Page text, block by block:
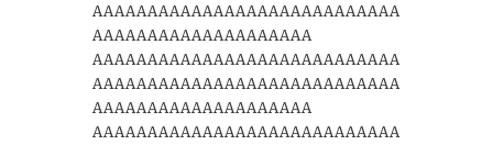
AAAAAAAAAAAAAAAAAAAAAAAAAAAA
AAAAAAAAAAAAAAAAAAAA
AAAAAAAAAAAAAAAAAAAAAAAAAAAA
AAAAAAAAAAAAAAAAAAAAAAAAAAAA
AAAAAAAAAAAAAAAAAAAA
AAAAAAAAAAAAAAAAAAAAAAAAAAAA